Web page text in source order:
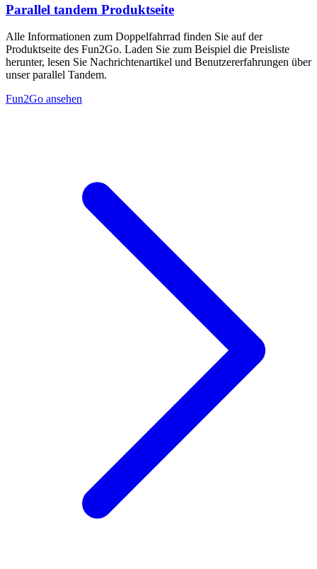
Parallel tandem Produktseite
Alle Informationen zum Doppelfahrrad finden Sie auf der
Produktseite des Fun2Go. Laden Sie zum Beispiel die Preisliste
herunter, lesen Sie Nachrichtenartikel und Benutzererfahrungen über
unser parallel Tandem.
Fun2Go ansehen